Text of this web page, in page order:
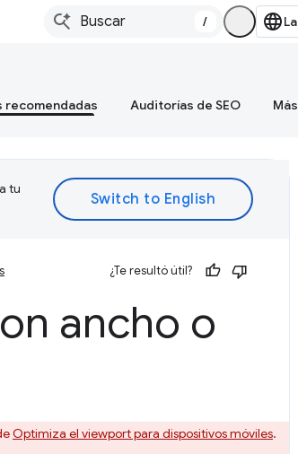
/
Auditorías de SEO Más
tu
¿Te resultó útil?
ancho o
Optimiza el viewport para dispositivos móviles.